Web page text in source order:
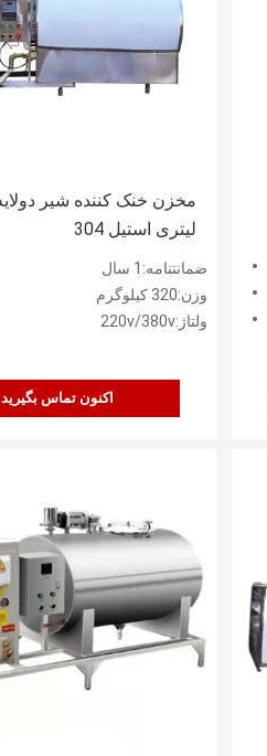
لیتری استیل 304
ضمانتنامه:1 سال
وزن:320 کیلوگرم
ولتاژ:220v/380v
اکنون تماس بگیرید